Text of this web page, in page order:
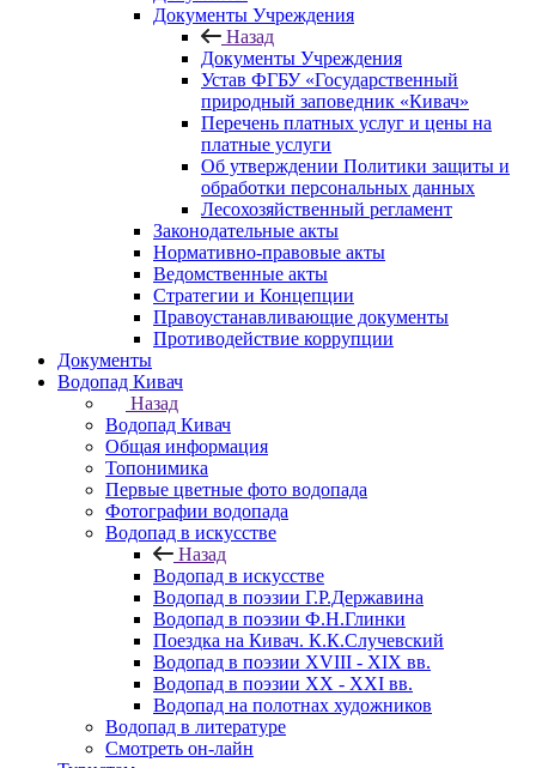
Документы Учреждения
Назад
Документы Учреждения
Устав ФГБУ «Государственный
природный заповедник «Кивач»
Перечень платных услуг и цены на
платные услуги
Об утверждении Политики защиты и
обработки персональных данных
Лесохозяйственный регламент
Законодательные акты
Нормативно-правовые акты
Ведомственные акты
Стратегии и Концепции
Правоустанавливающие документы
Противодействие коррупции
Документы
Водопад Кивач
Назад
Водопад Кивач
Общая информация
Топонимика
Первые цветные фото водопада
Фотографии водопада
Водопад в искусстве
Назад
Водопад в искусстве
Водопад в поэзии Г.Р.Державина
Водопад в поэзии Ф.Н.Глинки
Поездка на Кивач. К.К.Случевский
Водопад в поэзии XVIII - XIX вв.
Водопад в поэзии XX - XXI вв.
Водопад на полотнах художников
Водопад в литературе
Смотреть он-лайн